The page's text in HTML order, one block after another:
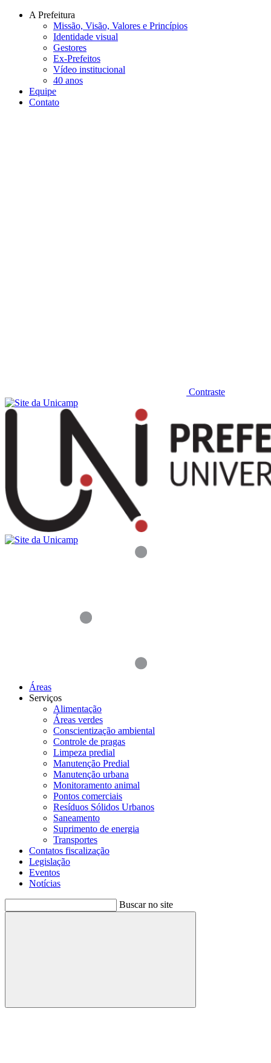
Conteúdo principal
A Prefeitura
Missão, Visão, Valores e Princípios
Identidade visual
Gestores
Ex-Prefeitos
Vídeo institucional
40 anos
Equipe
Contato
Contraste
Áreas
Serviços
Alimentação
Áreas verdes
Conscientização ambiental
Controle de pragas
Limpeza predial
Manutenção Predial
Manutenção urbana
Monitoramento animal
Pontos comerciais
Resíduos Sólidos Urbanos
Saneamento
Suprimento de energia
Transportes
Contatos fiscalização
Legislação
Eventos
Notícias
Buscar no site
Buscar